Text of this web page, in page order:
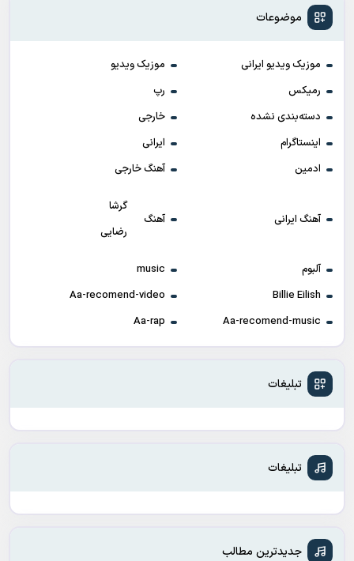
موضوعات
موزیک ویدیو ایرانی
موزیک ویدیو
رمیکس
رپ
دسته‌بندی نشده
خارجی
اینستاگرام
ایرانی
ادمین
آهنگ خارجی
آهنگ ایرانی آهنگ
گرشا
رضایی
آلبوم
music
Billie Eilish
Aa-recomend-video
Aa-recomend-music
Aa-rap
تبلیغات
تبلیغات
جدیدترین مطالب